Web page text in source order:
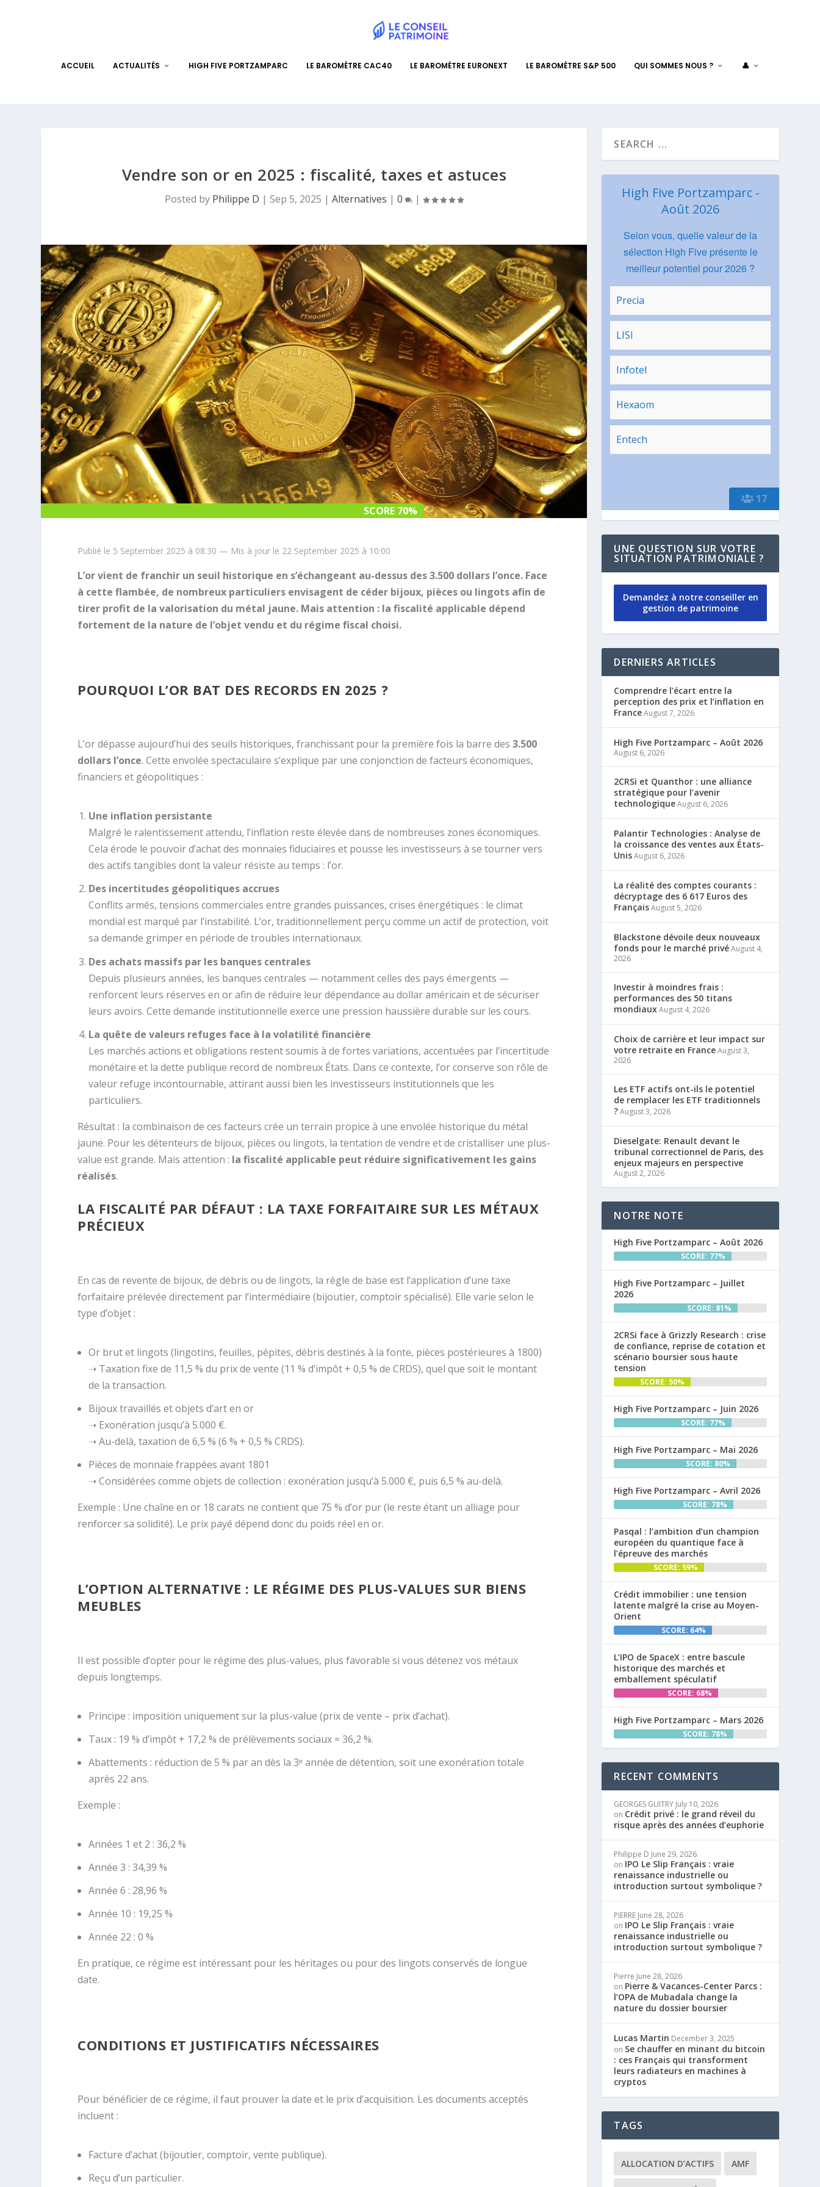
ACCUEIL ACTUALITÉS HIGH FIVE PORTZAMPARC LE BAROMÈTRE CAC40 LE BAROMÈTRE EURONEXT LE BAROMÈTRE S&P 500 QUI SOMMES NOUS ? 👤
Vendre son or en 2025 : fiscalité, taxes et astuces
Posted by Philippe D |Sep 5, 2025 |Alternatives |0 |
SCORE 70%
SCORE 70%
Publié le 5 September 2025 à 08:30 — Mis à jour le 22 September 2025 à 10:00
L’or vient de franchir un seuil historique en s’échangeant au-dessus des 3.500 dollars l’once. Face
à cette flambée, de nombreux particuliers envisagent de céder bijoux, pièces ou lingots afin de
tirer profit de la valorisation du métal jaune. Mais attention : la fiscalité applicable dépend
fortement de la nature de l’objet vendu et du régime fiscal choisi.
POURQUOI L’OR BAT DES RECORDS EN 2025 ?
L’or dépasse aujourd’hui des seuils historiques, franchissant pour la première fois la barre des3.500
dollars l’once. Cette envolée spectaculaire s’explique par une conjonction de facteurs économiques,
financiers et géopolitiques :
Une inflation persistante
Malgré le ralentissement attendu, l’inflation reste élevée dans de nombreuses zones économiques.
Cela érode le pouvoir d’achat des monnaies fiduciaires et pousse les investisseurs à se tourner vers
des actifs tangibles dont la valeur résiste au temps : l’or.
Des incertitudes géopolitiques accrues
Conflits armés, tensions commerciales entre grandes puissances, crises énergétiques : le climat
mondial est marqué par l’instabilité. L’or, traditionnellement perçu comme un actif de protection, voit
sa demande grimper en période de troubles internationaux.
Des achats massifs par les banques centrales
Depuis plusieurs années, les banques centrales — notamment celles des pays émergents —
renforcent leurs réserves en or afin de réduire leur dépendance au dollar américain et de sécuriser
leurs avoirs. Cette demande institutionnelle exerce une pression haussière durable sur les cours.
La quête de valeurs refuges face à la volatilité financière
Les marchés actions et obligations restent soumis à de fortes variations, accentuées par l’incertitude
monétaire et la dette publique record de nombreux États. Dans ce contexte, l’or conserve son rôle de
valeur refuge incontournable, attirant aussi bien les investisseurs institutionnels que les
particuliers.
Résultat : la combinaison de ces facteurs crée un terrain propice à une envolée historique du métal
jaune. Pour les détenteurs de bijoux, pièces ou lingots, la tentation de vendre et de cristalliser une plus-
value est grande. Mais attention : la fiscalité applicable peut réduire significativement les gains
réalisés.
LA FISCALITÉ PAR DÉFAUT : LA TAXE FORFAITAIRE SUR LES MÉTAUX
PRÉCIEUX
En cas de revente de bijoux, de débris ou de lingots, la règle de base est l’application d’une taxe
forfaitaire prélevée directement par l’intermédiaire (bijoutier, comptoir spécialisé). Elle varie selon le
type d’objet :
Or brut et lingots (lingotins, feuilles, pépites, débris destinés à la fonte, pièces postérieures à 1800)
➝ Taxation fixe de 11,5 % du prix de vente (11 % d’impôt + 0,5 % de CRDS), quel que soit le montant
de la transaction.
Bijoux travaillés et objets d’art en or
➝ Exonération jusqu’à 5.000 €.
➝ Au-delà, taxation de 6,5 % (6 % + 0,5 % CRDS).
Pièces de monnaie frappées avant 1801
➝ Considérées comme objets de collection : exonération jusqu’à 5.000 €, puis 6,5 % au-delà.
Exemple : Une chaîne en or 18 carats ne contient que 75 % d’or pur (le reste étant un alliage pour
renforcer sa solidité). Le prix payé dépend donc du poids réel en or.
L’OPTION ALTERNATIVE : LE RÉGIME DES PLUS-VALUES SUR BIENS
MEUBLES
Il est possible d’opter pour le régime des plus-values, plus favorable si vous détenez vos métaux
depuis longtemps.
Principe : imposition uniquement sur la plus-value (prix de vente – prix d’achat).
Taux : 19 % d’impôt + 17,2 % de prélèvements sociaux = 36,2 %.
Abattements : réduction de 5 % par an dès la 3ᵉ année de détention, soit une exonération totale
après 22 ans.
Exemple :
Années 1 et 2 : 36,2 %
Année 3 : 34,39 %
Année 6 : 28,96 %
Année 10 : 19,25 %
Année 22 : 0 %
En pratique, ce régime est intéressant pour les héritages ou pour des lingots conservés de longue
date.
CONDITIONS ET JUSTIFICATIFS NÉCESSAIRES
Pour bénéficier de ce régime, il faut prouver la date et le prix d’acquisition. Les documents acceptés
incluent :
Facture d’achat (bijoutier, comptoir, vente publique).
Reçu d’un particulier.
17
High Five Portzamparc -
Août 2026
Selon vous, quelle valeur de la
sélection High Five présente le
meilleur potentiel pour 2026 ?
Precia
LISI
Infotel
Hexaom
Entech
UNE QUESTION SUR VOTRE
SITUATION PATRIMONIALE ?
Demandez à notre conseiller en
gestion de patrimoine
DERNIERS ARTICLES
Comprendre l’écart entre la
perception des prix et l’inflation en
FranceAugust 7, 2026
High Five Portzamparc – Août 2026
August 6, 2026
2CRSi et Quanthor : une alliance
stratégique pour l’avenir
technologiqueAugust 6, 2026
Palantir Technologies : Analyse de
la croissance des ventes aux États-
UnisAugust 6, 2026
La réalité des comptes courants :
décryptage des 6 617 Euros des
FrançaisAugust 5, 2026
Blackstone dévoile deux nouveaux
fonds pour le marché privéAugust 4,
2026
Investir à moindres frais :
performances des 50 titans
mondiauxAugust 4, 2026
Choix de carrière et leur impact sur
votre retraite en FranceAugust 3,
2026
Les ETF actifs ont-ils le potentiel
de remplacer les ETF traditionnels
?August 3, 2026
Dieselgate: Renault devant le
tribunal correctionnel de Paris, des
enjeux majeurs en perspective
August 2, 2026
NOTRE NOTE
High Five Portzamparc – Août 2026
SCORE: 77%
High Five Portzamparc – Juillet
2026
SCORE: 81%
2CRSi face à Grizzly Research : crise
de confiance, reprise de cotation et
scénario boursier sous haute
tension
SCORE: 50%
High Five Portzamparc – Juin 2026
SCORE: 77%
High Five Portzamparc – Mai 2026
SCORE: 80%
High Five Portzamparc – Avril 2026
SCORE: 78%
Pasqal : l’ambition d’un champion
européen du quantique face à
l’épreuve des marchés
SCORE: 59%
Crédit immobilier : une tension
latente malgré la crise au Moyen-
Orient
SCORE: 64%
L’IPO de SpaceX : entre bascule
historique des marchés et
emballement spéculatif
SCORE: 68%
High Five Portzamparc – Mars 2026
SCORE: 78%
RECENT COMMENTS
GEORGES GUITRY July 10, 2026
on Crédit privé : le grand réveil du
risque après des années d’euphorie
Philippe D June 29, 2026
on IPO Le Slip Français : vraie
renaissance industrielle ou
introduction surtout symbolique ?
PIERRE June 28, 2026
on IPO Le Slip Français : vraie
renaissance industrielle ou
introduction surtout symbolique ?
Pierre June 28, 2026
on Pierre & Vacances-Center Parcs :
l’OPA de Mubadala change la
nature du dossier boursier
Lucas Martin December 3, 2025
on Se chauffer en minant du bitcoin
: ces Français qui transforment
leurs radiateurs en machines à
cryptos
TAGS
ALLOCATION D’ACTIFS AMF